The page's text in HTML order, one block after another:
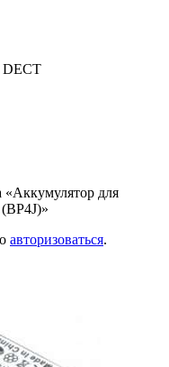
DECT
«Аккумулятор для
авторизоваться.